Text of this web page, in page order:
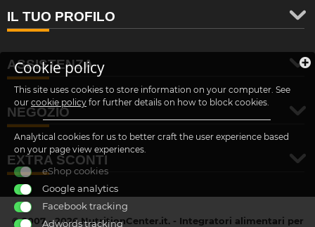
IL TUO PROFILO
ASSISTENZA
NEGOZIO
EXTRA SCONTI
© 2007 - 2026 NutritionCenter.it. - Integratori alimentari per
Cookie policy
This site uses cookies to store information on your computer. See
our cookie policy for further details on how to block cookies.
Analytical cookies for us to better craft the user experience based
on your page view experiences.
eShop cookies
Google analytics
Facebook tracking
Adwords tracking